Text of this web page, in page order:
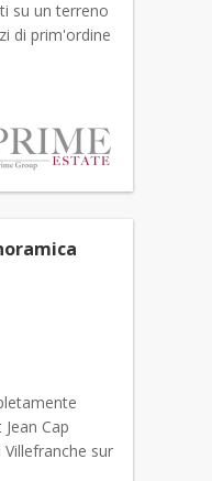
su un terreno
di prim'ordine
Cap
sur